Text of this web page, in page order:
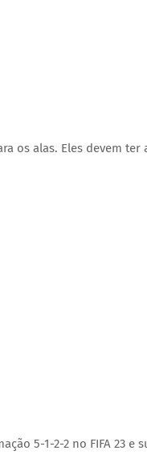
os alas. Eles devem ter
5-1-2-2 no FIFA 23 e